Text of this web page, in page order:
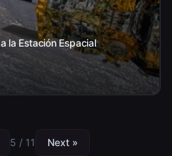
la Estación Espacial
5 / 11 Next »